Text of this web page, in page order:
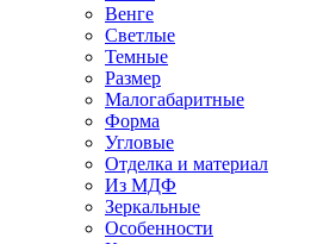
Венге
Светлые
Темные
Размер
Малогабаритные
Форма
Угловые
Отделка и материал
Из МДФ
Зеркальные
Особенности